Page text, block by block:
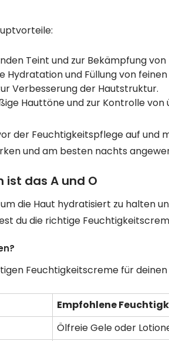
Teint und zur Bekämpfung
Hydratation und Füllung von feinen
Verbesserung der Hautstruktur.
Hauttöne und zur Kontrolle von
der Feuchtigkeitspflege auf und
und am besten nachts
das A und O
die Haut hydratisiert zu halten
du die richtige
Feuchtigkeitscreme für
Empfohlene
Ölfreie Gele oder